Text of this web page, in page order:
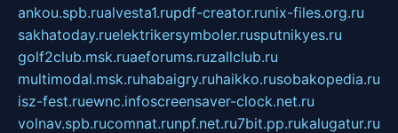
ankou.spb.rualvesta1.rupdf-creator.runix-files.org.ru
sakhatoday.ruelektrikersymboler.rusputnikyes.ru
golf2club.msk.ruaeforums.ruzallclub.ru
multimodal.msk.ruhabaigry.ruhaikko.rusobakopedia.ru
isz-fest.ruewnc.infoscreensaver-clock.net.ru
volnav.spb.rucomnat.runpf.net.ru7bit.pp.rukalugatur.ru